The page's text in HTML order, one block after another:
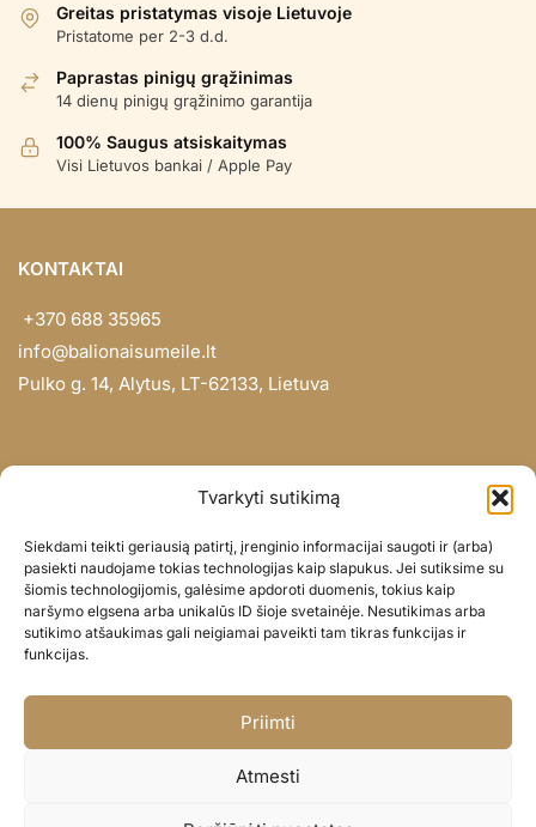
Tvarkyti sutikimą
Siekdami teikti geriausią patirtį, įrenginio informacijai saugoti ir (arba)
pasiekti naudojame tokias technologijas kaip slapukus. Jei sutiksime su
šiomis technologijomis, galėsime apdoroti duomenis, tokius kaip
naršymo elgsena arba unikalūs ID šioje svetainėje. Nesutikimas arba
sutikimo atšaukimas gali neigiamai paveikti tam tikras funkcijas ir
funkcijas.
Priimti
Atmesti
Greitas pristatymas visoje Lietuvoje
Pristatome per 2-3 d.d.
Paprastas pinigų grąžinimas
14 dienų pinigų grąžinimo garantija
100% Saugus atsiskaitymas
Visi Lietuvos bankai / Apple Pay
KONTAKTAI
+370 688 35965
info@balionaisumeile.lt
Pulko g. 14, Alytus, LT-62133, Lietuva
Didmena
Darbų portfolio
Privatumo politika
Parduotuvės politika